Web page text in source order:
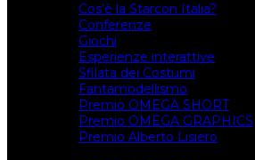
Cos’è la Starcon Italia?
Conferenze
Giochi
Esperienze interattive
Sfilata dei Costumi
Fantamodellismo
Premio OMEGA SHORT
Premio OMEGA GRAPHICS
Premio Alberto Lisiero